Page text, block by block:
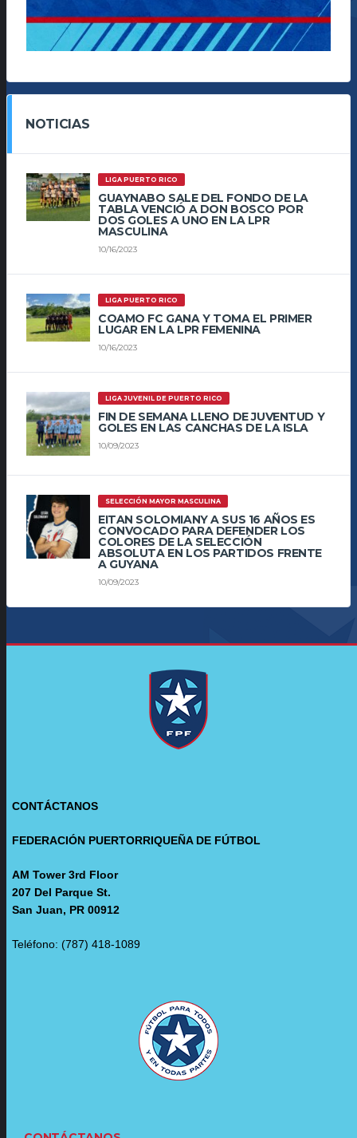
NOTICIAS
LIGA PUERTO RICO
GUAYNABO SALE DEL FONDO DE LA
TABLA VENCIÓ A DON BOSCO POR
DOS GOLES A UNO EN LA LPR
MASCULINA
10/16/2023
LIGA PUERTO RICO
COAMO FC GANA Y TOMA EL PRIMER
LUGAR EN LA LPR FEMENINA
10/16/2023
LIGA JUVENIL DE PUERTO RICO
FIN DE SEMANA LLENO DE JUVENTUD Y
GOLES EN LAS CANCHAS DE LA ISLA
10/09/2023
SELECCIÓN MAYOR MASCULINA
EITAN SOLOMIANY A SUS 16 AÑOS ES
CONVOCADO PARA DEFENDER LOS
COLORES DE LA SELECCIÓN
ABSOLUTA EN LOS PARTIDOS FRENTE
A GUYANA
10/09/2023
CONTÁCTANOS
FEDERACIÓN PUERTORRIQUEÑA DE FÚTBOL
AM Tower 3rd Floor
207 Del Parque St.
San Juan, PR 00912
Teléfono: (787) 418-1089